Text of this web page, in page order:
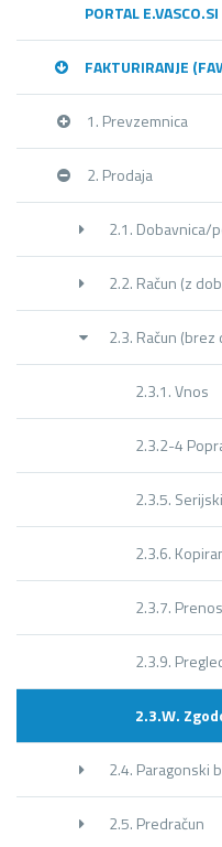
PORTAL
FAKTURIRANJE
1. Prevzemnica
2. Prodaja
2.1. Dobavnica/
2.2. Račun (z
2.3. Račun
2.3.1. Vnos
2.3.2-4
2.3.5.
2.3.6.
2.3.7.
2.3.9.
2.3.W.
2.4. Paragonski
2.5. Predračun